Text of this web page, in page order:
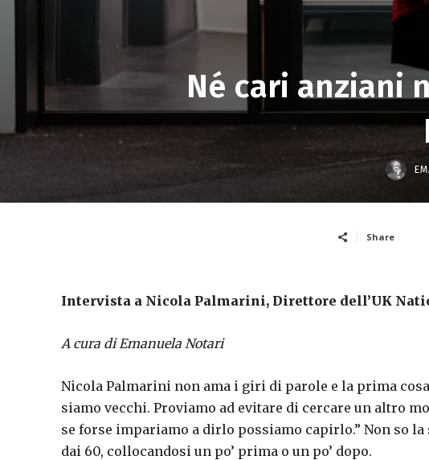
Né cari anziani
Share
Intervista a Nicola Palmarini, Direttore dell’UK
A cura di Emanuela Notari
Nicola Palmarini non ama i giri di parole e la prima
siamo vecchi. Proviamo ad evitare di cercare un altro
se forse impariamo a dirlo possiamo capirlo.” Non so
dai 60, collocandosi un po’ prima o un po’ dopo.